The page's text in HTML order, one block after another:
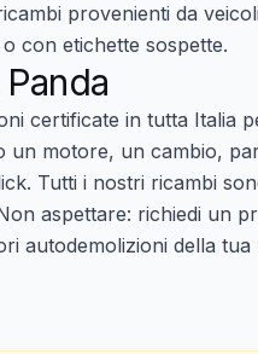
provenienti da
con etichette sospette.
certificate in tutta Italia
un motore, un cambio,
Tutti i nostri ricambi
aspettare: richiedi un
autodemolizioni della